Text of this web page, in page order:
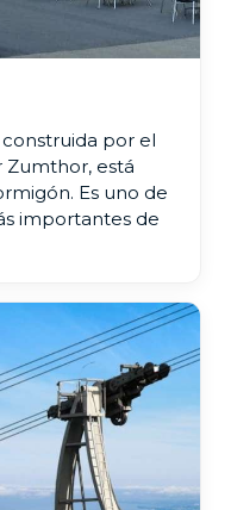
por el
está
Es uno de
importantes de